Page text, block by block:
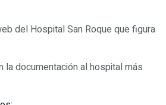
del Hospital San Roque que figura
documentación al hospital más